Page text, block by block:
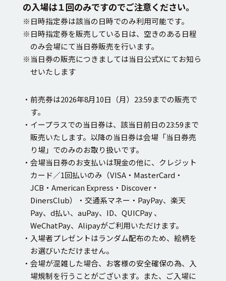
の入場は１回のみですのでご注意ください。
※日時指定券は該当の日時でのみ利用可能です。
※日時指定券を販売している日は、空きのある日程
のみ会場にて当日券販売を行います。
※当日券の販売につきましては当日公式Xにてお知ら
せいたします
・前売券は2026年8月10日（月）23:59までの販売で
す。
・イープラスでの当日券は、該当日前日の23:59まで
販売いたします。以降の当日券は会場「当日券売
り場」でのみのお取り扱いです。
・会場当日券のお支払いは現金の他に、クレジット
カード／1回払いのみ（VISA・MasterCard・
JCB・American Express・Discover・
DinersClub）・交通系マネー・PayPay、楽天
Pay、d払い、auPay、ID、QUICPay 、
WeChatPay、Alipayがご利用いただけます。
・入場者プレゼントはランダム配布のため、絵柄を
お選びいただけません。
・会場が混雑した場合、お客様の安全確保の為、入
場規制を行うことがございます。また、ご入場に